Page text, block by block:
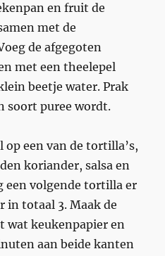
en fruit de
met de
de afgegoten
met een theelepel
beetje water. Prak
soort puree wordt.
op een van de tortilla’s,
koriander, salsa en
een volgende tortilla er
in totaal 3. Maak de
wat keukenpapier en
aan beide kanten